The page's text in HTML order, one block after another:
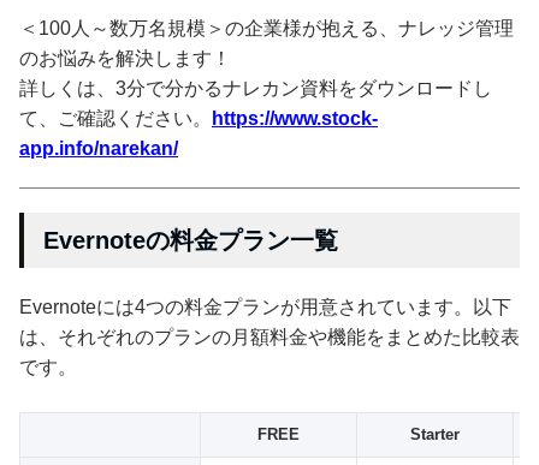
＜100人～数万名規模＞の企業様が抱える、ナレッジ管理
のお悩みを解決します！
詳しくは、3分で分かるナレカン資料をダウンロードし
て、ご確認ください。
https://www.stock-
app.info/narekan/
Evernoteの料金プラン一覧
Evernoteには4つの料金プランが用意されています。以下
は、それぞれのプランの月額料金や機能をまとめた比較表
です。
FREE Starter